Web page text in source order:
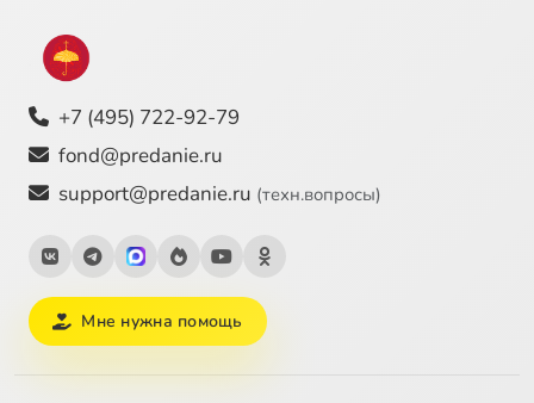
+7 (495) 722-92-79
fond@predanie.ru
support@predanie.ru (техн.вопросы)
Мне нужна помощь